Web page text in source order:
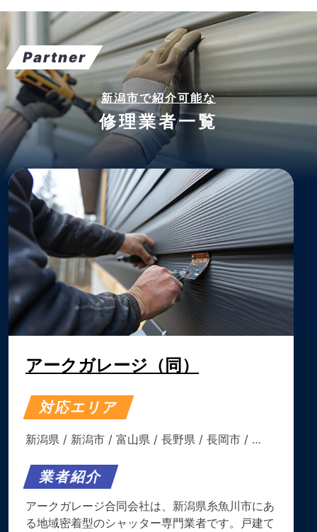
Partner
新潟市で紹介可能な
修理業者一覧
アークガレージ（同）
対応エリア
新潟県 / 新潟市 / 富山県 / 長野県 / 長岡市 / …
業者紹介
アークガレージ合同会社は、新潟県糸魚川市にあ
る地域密着型のシャッター専門業者です。戸建て